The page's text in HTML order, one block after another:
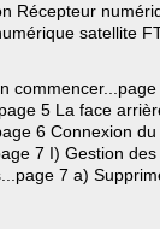
Récepteur
satellite
5 La face
6 Connexion
7 I) Gestion
7 a)